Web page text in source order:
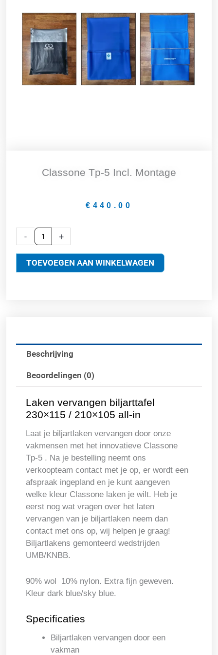
Classone Tp-5 Incl. Montage
€ 440.00
-
Classone
Tp-
incl.
+
TOEVOEGEN AAN WINKELWAGEN
Beschrijving
Beoordelingen (0)
Laken vervangen biljarttafel
230×115 / 210×105 all-in
Laat je biljartlaken vervangen door onze
vakmensen met het innovatieve Classone
Tp-5 . Na je bestelling neemt ons
verkoopteam contact met je op, er wordt een
afspraak ingepland en je kunt aangeven
welke kleur Classone laken je wilt. Heb je
eerst nog wat vragen over het laten
vervangen van je biljartlaken neem dan
contact met ons op, wij helpen je graag!
Biljartlakens gemonteerd wedstrijden
UMB/KNBB.
90% wol 10% nylon. Extra fijn geweven.
Kleur dark blue/sky blue.
Specificaties
Biljartlaken vervangen door een
vakman